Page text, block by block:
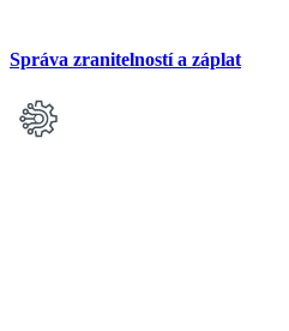
Správa zranitelností a záplat